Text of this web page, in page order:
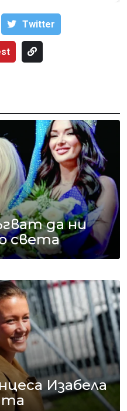
Тwitter
да ни
света
Изабела